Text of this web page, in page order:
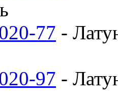
77 -
97 -